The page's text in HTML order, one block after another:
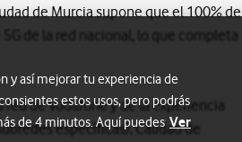
de Murcia supone que el 100% de
de la red nacional, lo que completa
de Vodafone y de la experiencia
específicas), Calidad de
y así mejorar tu experiencia de
estos usos, pero podrás
de 4 minutos. Aquí puedes Ver